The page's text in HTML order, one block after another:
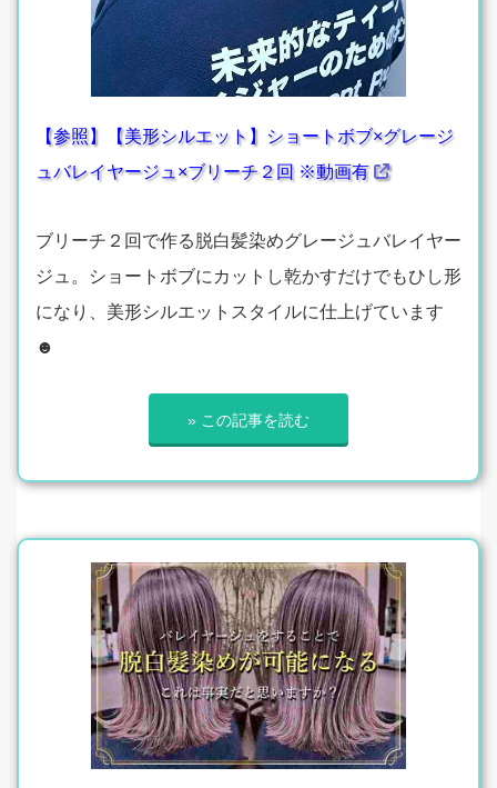
【参照】【美形シルエット】ショートボブ×グレージ
ュバレイヤージュ×ブリーチ２回 ※動画有
ブリーチ２回で作る脱白髪染めグレージュバレイヤー
ジュ。ショートボブにカットし乾かすだけでもひし形
になり、美形シルエットスタイルに仕上げています
☻
» この記事を読む